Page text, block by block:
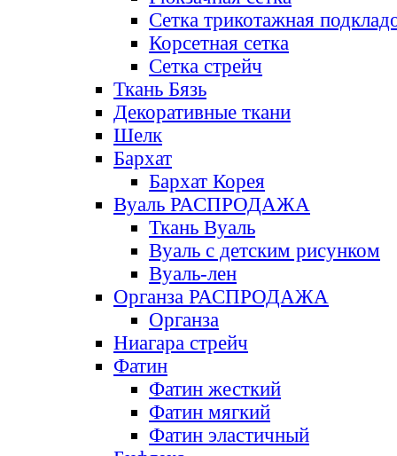
Сетка трикотажная
Корсетная сетка
Сетка стрейч
Ткань Бязь
Декоративные ткани
Шелк
Бархат
Бархат Корея
Вуаль РАСПРОДАЖА
Ткань Вуаль
Вуаль с детским рисунком
Вуаль-лен
Органза РАСПРОДАЖА
Органза
Ниагара стрейч
Фатин
Фатин жесткий
Фатин мягкий
Фатин элаcтичный